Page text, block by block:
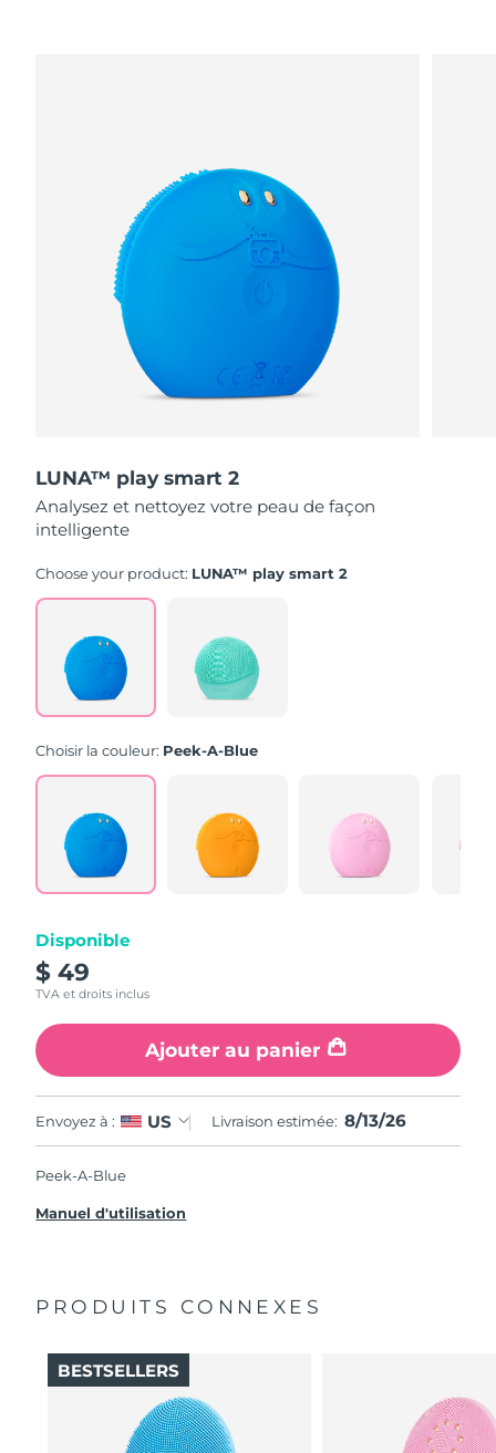
LUNA™ play smart 2
Analysez et nettoyez votre peau de façon
intelligente
Choose your product: LUNA™ play smart 2
Choisir la couleur: Peek-A-Blue
Disponible
$ 49
TVA et droits inclus
Ajouter au panier
Envoyez à : US Livraison estimée: 8/13/26
Peek-A-Blue
Manuel d'utilisation
PRODUITS CONNEXES
BESTSELLERS